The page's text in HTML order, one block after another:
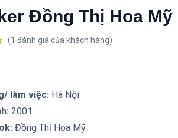
Đồng Thị Hoa Mỹ
(1 đánh giá của khách hàng)
làm việc: Hà Nội
2001
Đồng Thị Hoa Mỹ